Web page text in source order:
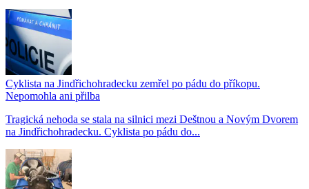
Cyklista na Jindřichohradecku zemřel po pádu do příkopu.
Nepomohla ani přilba
Tragická nehoda se stala na silnici mezi Deštnou a Novým Dvorem
na Jindřichohradecku. Cyklista po pádu do...